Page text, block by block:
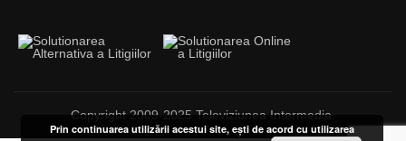
Copyright 2009-2025 Televiziunea Intermedia.
Prin continuarea utilizării acestui site, ești de acord cu utilizarea